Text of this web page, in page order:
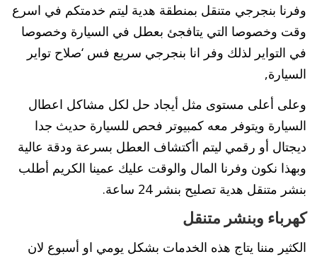
وفرنا بنجرجي متنقل بمنطقة هدية ليتم خدمتكم في اسرع
وقت وخصوصا التي يتافجئ بعطل في السيارة وخصوصا
في التواير لذلك وفر انا بنجرجي سريع فس ‘صلاح تواير
السيارة,
وعلى أعلى مستوى مثل أيجاد حل لكل مشاكل اعطال
السيارة ويتوفر معه كمبيوتر فحص للسيارة حديث جدا
ديجتال أو رقمي ليتم اأكتشاف العطل بسرعة ودقة عالية
وبهذا نكون وفرنا المال والوقت عليك عمينا الكريم أطلب
بنشر متنقل هدية تصليح بنشر 24 ساعة.
كهرباء وبنشر متنقل
الكثير مننا يتاج هذه الخدمات بشكل يومي او أسبوع لان